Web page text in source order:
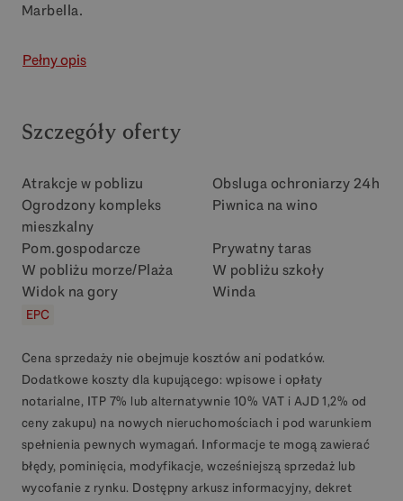
Marbella.
Pełny opis
Szczegóły oferty
Atrakcje w poblizu
Obsluga ochroniarzy 24h
Ogrodzony kompleks
mieszkalny
Piwnica na wino
Pom.gospodarcze
Prywatny taras
W pobliżu morze/Plaża
W pobliżu szkoły
Widok na gory
Winda
EPC
Cena sprzedaży nie obejmuje kosztów ani podatków.
Dodatkowe koszty dla kupującego: wpisowe i opłaty
notarialne, ITP 7% lub alternatywnie 10% VAT i AJD 1,2% od
ceny zakupu) na nowych nieruchomościach i pod warunkiem
spełnienia pewnych wymagań. Informacje te mogą zawierać
błędy, pominięcia, modyfikacje, wcześniejszą sprzedaż lub
wycofanie z rynku. Dostępny arkusz informacyjny, dekret